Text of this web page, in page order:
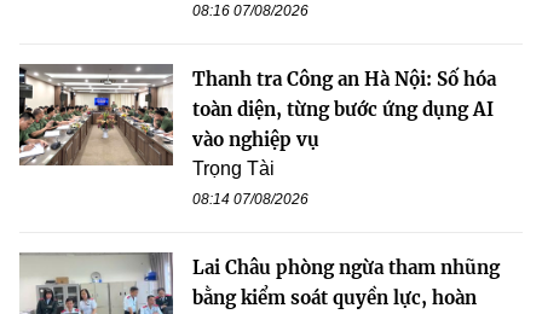
08:16 07/08/2026
Thanh tra Công an Hà Nội: Số hóa
toàn diện, từng bước ứng dụng AI
vào nghiệp vụ
Trọng Tài
08:14 07/08/2026
Lai Châu phòng ngừa tham nhũng
bằng kiểm soát quyền lực, hoàn